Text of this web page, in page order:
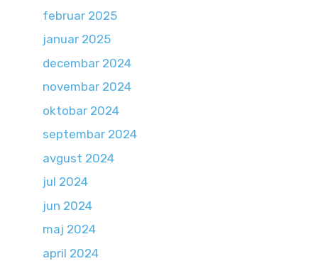
februar 2025
januar 2025
decembar 2024
novembar 2024
oktobar 2024
septembar 2024
avgust 2024
jul 2024
jun 2024
maj 2024
april 2024